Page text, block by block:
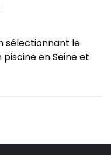
sélectionnant le
en Seine et